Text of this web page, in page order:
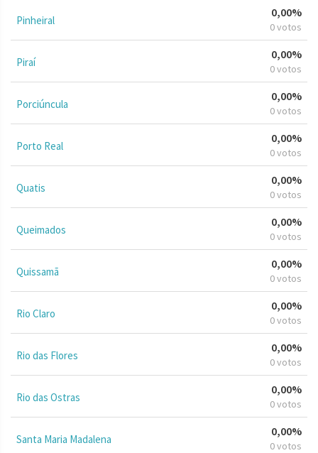
Pinheiral
0,00%
0 votos
Piraí
0,00%
0 votos
Porciúncula
0,00%
0 votos
Porto Real
0,00%
0 votos
Quatis
0,00%
0 votos
Queimados
0,00%
0 votos
Quissamã
0,00%
0 votos
Rio Claro
0,00%
0 votos
Rio das Flores
0,00%
0 votos
Rio das Ostras
0,00%
0 votos
Santa Maria Madalena
0,00%
0 votos